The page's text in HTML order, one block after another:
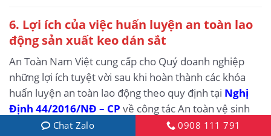
6. Lợi ích của việc huấn luyện an toàn lao
động sản xuất keo dán sắt
An Toàn Nam Việt cung cấp cho Quý doanh nghiệp
những lợi ích tuyệt vời sau khi hoàn thành các khóa
huấn luyện an toàn lao động theo quy định tại Nghị
Định 44/2016/NĐ – CP về công tác An toàn vệ sinh
lao động, Các công ty, xí nghiệp, doanh nghiệp.
Chat Zalo 0908 111 791